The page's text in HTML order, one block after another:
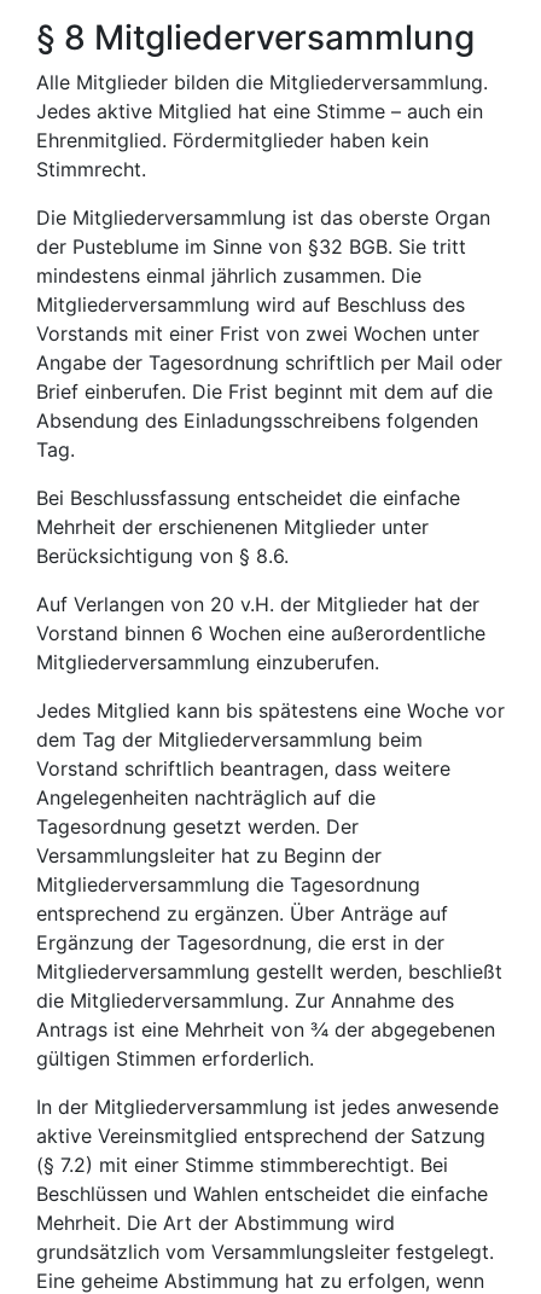
§ 8 Mitgliederversammlung
Alle Mitglieder bilden die Mitgliederversammlung.
Jedes aktive Mitglied hat eine Stimme – auch ein
Ehrenmitglied. Fördermitglieder haben kein
Stimmrecht.
Die Mitgliederversammlung ist das oberste Organ
der Pusteblume im Sinne von §32 BGB. Sie tritt
mindestens einmal jährlich zusammen. Die
Mitgliederversammlung wird auf Beschluss des
Vorstands mit einer Frist von zwei Wochen unter
Angabe der Tagesordnung schriftlich per Mail oder
Brief einberufen. Die Frist beginnt mit dem auf die
Absendung des Einladungsschreibens folgenden
Tag.
Bei Beschlussfassung entscheidet die einfache
Mehrheit der erschienenen Mitglieder unter
Berücksichtigung von § 8.6.
Auf Verlangen von 20 v.H. der Mitglieder hat der
Vorstand binnen 6 Wochen eine außerordentliche
Mitgliederversammlung einzuberufen.
Jedes Mitglied kann bis spätestens eine Woche vor
dem Tag der Mitgliederversammlung beim
Vorstand schriftlich beantragen, dass weitere
Angelegenheiten nachträglich auf die
Tagesordnung gesetzt werden. Der
Versammlungsleiter hat zu Beginn der
Mitgliederversammlung die Tagesordnung
entsprechend zu ergänzen. Über Anträge auf
Ergänzung der Tagesordnung, die erst in der
Mitgliederversammlung gestellt werden, beschließt
die Mitgliederversammlung. Zur Annahme des
Antrags ist eine Mehrheit von ¾ der abgegebenen
gültigen Stimmen erforderlich.
In der Mitgliederversammlung ist jedes anwesende
aktive Vereinsmitglied entsprechend der Satzung
(§ 7.2) mit einer Stimme stimmberechtigt. Bei
Beschlüssen und Wahlen entscheidet die einfache
Mehrheit. Die Art der Abstimmung wird
grundsätzlich vom Versammlungsleiter festgelegt.
Eine geheime Abstimmung hat zu erfolgen, wenn